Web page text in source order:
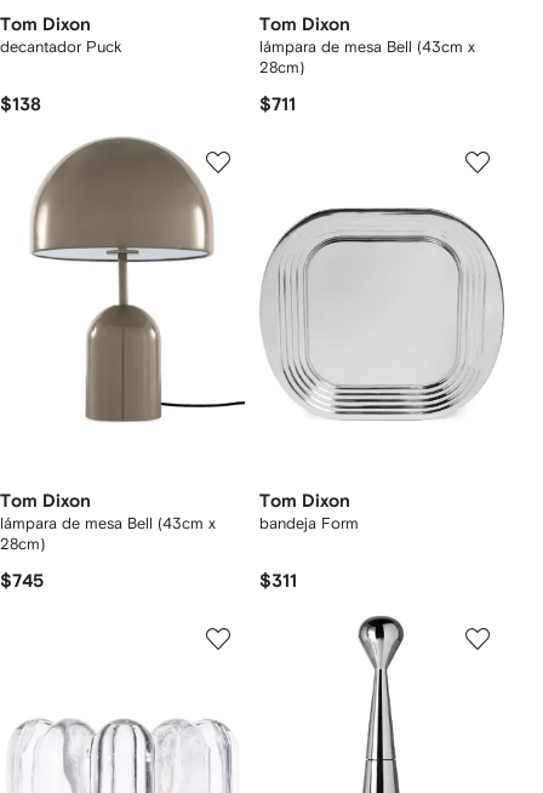
Tom Dixon
decantador Puck
$138
Tom Dixon
lámpara de mesa Bell (43cm x
28cm)
$711
Tom Dixon
lámpara de mesa Bell (43cm x
28cm)
$745
Tom Dixon
bandeja Form
$311